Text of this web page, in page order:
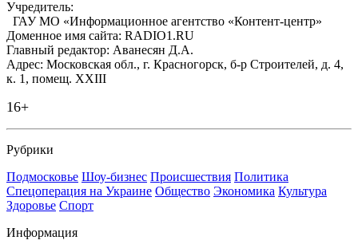
Учредитель:
ГАУ МО «Информационное агентство «Контент-центр»
Доменное имя сайта: RADIO1.RU
Главный редактор: Аванесян Д.А.
Адрес: Московская обл., г. Красногорск, б-р Строителей, д. 4,
к. 1, помещ. XXIII
16+
Рубрики
Подмосковье Шоу-бизнес Происшествия Политика
Спецоперация на Украине Общество Экономика Культура
Здоровье Спорт
Информация